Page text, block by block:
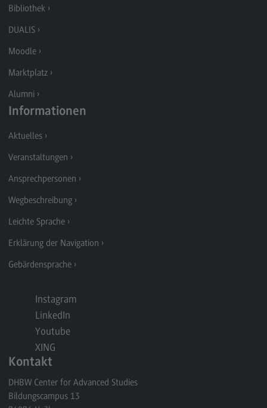
Qualitätsmanagement
Qualitätsmanagement
Lehre am DHBW CAS
Alumni
Alumni
Newsletter Alumni
Kontakt Alumni-Team
Pressearbeit
Pressearbeit
Medien für Presse
News und Pressemitteilungen
Newsletter
Stellenangebote
(External link)
Auftragsvergaben
Einrichtungen
Bibliothek
DUALIS
Moodle
Marktplatz
Alumni
Informationen
Aktuelles
Veranstaltungen
Ansprechpersonen
Wegbeschreibung
Leichte Sprache
Erklärung der Navigation
Gebärdensprache
Instagram
LinkedIn
Youtube
XING
Kontakt
DHBW Center for Advanced Studies
Bildungscampus 13